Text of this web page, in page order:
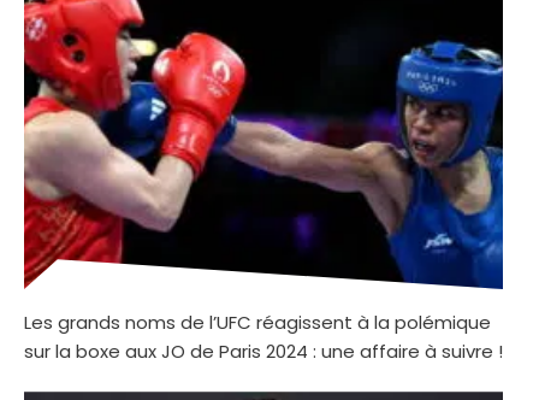
Les grands noms de l’UFC réagissent à la polémique
sur la boxe aux JO de Paris 2024 : une affaire à suivre !